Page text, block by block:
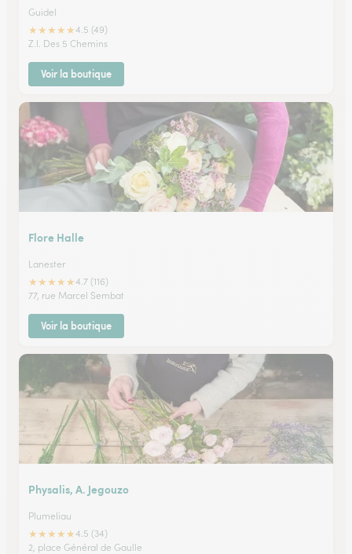
Guidel
★★★★★4.5 (49)
Z.I. Des 5 Chemins
Voir la boutique
Flore Halle
Lanester
★★★★★4.7 (116)
77, rue Marcel Sembat
Voir la boutique
Physalis, A. Jegouzo
Plumeliau
★★★★★4.5 (34)
2, place Général de Gaulle